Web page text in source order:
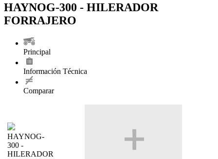
HAYNOG-300 - HILERADOR
FORRAJERO
Principal
Información Técnica
Comparar
HAYNOG-
300 -
HILERADOR